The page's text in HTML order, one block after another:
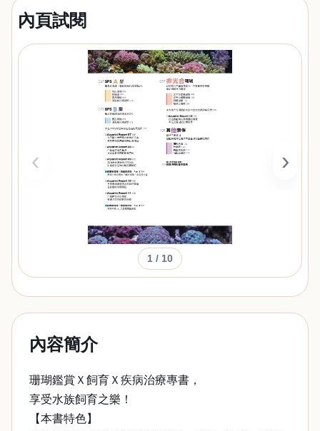
內頁試閱
‹ ›
1 / 10
內容簡介
珊瑚鑑賞Ｘ飼育Ｘ疾病治療專書，
享受水族飼育之樂！
【本書特色】